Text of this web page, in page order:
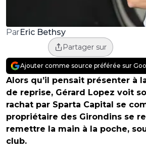
ParEric Bethsy
Partager sur
Ajouter comme source préférée sur
Alors qu’il pensait présenter à
de reprise, Gérard Lopez voit
rachat par Sparta Capital se
propriétaire des Girondins se
remettre la main à la poche,
club.